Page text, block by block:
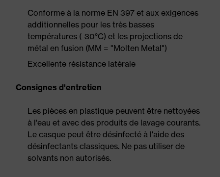
Conforme à la norme EN 397 et aux exigences
additionnelles pour les très basses
températures (-30°C) et les projections de
métal en fusion (MM = "Molten Metal")
Excellente résistance latérale
Consignes d'entretien
Les pièces en plastique peuvent être nettoyées
à l'eau et avec des produits de lavage courants.
Le casque peut être désinfecté à l'aide des
désinfectants classiques. Ne pas utiliser de
solvants non autorisés.